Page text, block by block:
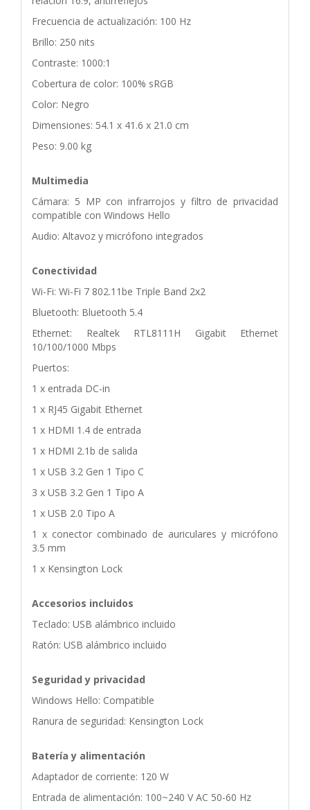
Frecuencia de actualización: 100 Hz
Brillo: 250 nits
Contraste: 1000:1
Cobertura de color: 100% sRGB
Color: Negro
Dimensiones: 54.1 x 41.6 x 21.0 cm
Peso: 9.00 kg
Multimedia
Cámara: 5 MP con infrarrojos y filtro de privacidad
compatible con Windows Hello
Audio: Altavoz y micrófono integrados
Conectividad
Wi-Fi: Wi-Fi 7 802.11be Triple Band 2x2
Bluetooth: Bluetooth 5.4
Ethernet: Realtek RTL8111H Gigabit Ethernet
10/100/1000 Mbps
Puertos:
1 x entrada DC-in
1 x RJ45 Gigabit Ethernet
1 x HDMI 1.4 de entrada
1 x HDMI 2.1b de salida
1 x USB 3.2 Gen 1 Tipo C
3 x USB 3.2 Gen 1 Tipo A
1 x USB 2.0 Tipo A
1 x conector combinado de auriculares y micrófono
3.5 mm
1 x Kensington Lock
Accesorios incluidos
Teclado: USB alámbrico incluido
Ratón: USB alámbrico incluido
Seguridad y privacidad
Windows Hello: Compatible
Ranura de seguridad: Kensington Lock
Batería y alimentación
Adaptador de corriente: 120 W
Entrada de alimentación: 100~240 V AC 50-60 Hz